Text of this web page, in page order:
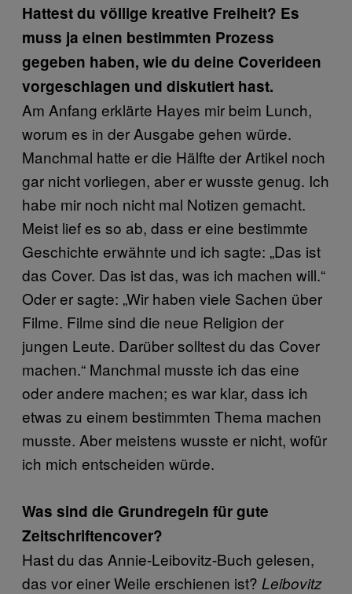
Hattest du völlige kreative Freiheit? Es
muss ja einen bestimmten Prozess
gegeben haben, wie du deine Coverideen
vorgeschlagen und diskutiert hast.
Am Anfang erklärte Hayes mir beim Lunch,
worum es in der Ausgabe gehen würde.
Manchmal hatte er die Hälfte der Artikel noch
gar nicht vorliegen, aber er wusste genug. Ich
habe mir noch nicht mal Notizen gemacht.
Meist lief es so ab, dass er eine bestimmte
Geschichte erwähnte und ich sagte: „Das ist
das Cover. Das ist das, was ich machen will.“
Oder er sagte: „Wir haben viele Sachen über
Filme. Filme sind die neue Religion der
jungen Leute. Darüber solltest du das Cover
machen.“ Manchmal musste ich das eine
oder andere machen; es war klar, dass ich
etwas zu einem bestimmten Thema machen
musste. Aber meistens wusste er nicht, wofür
ich mich entscheiden würde.
Was sind die Grundregeln für gute
Zeitschriftencover?
Hast du das Annie-Leibovitz-Buch gelesen,
das vor einer Weile erschienen ist? Leibovitz